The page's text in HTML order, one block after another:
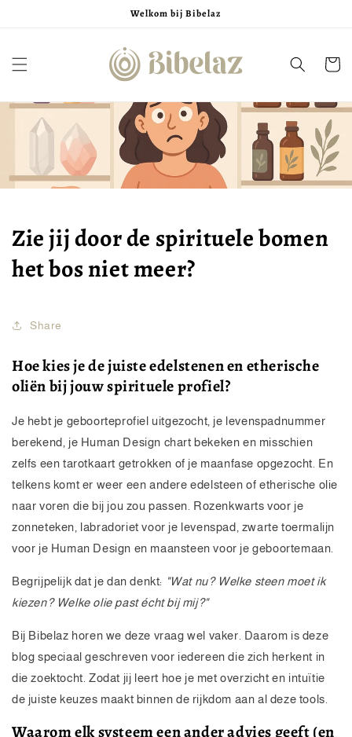
Welkom bij Bibelaz
Zie jij door de spirituele bomen
het bos niet meer?
Share
Hoe kies je de juiste edelstenen en etherische
oliën bij jouw spirituele profiel?
Je hebt je geboorteprofiel uitgezocht, je levenspadnummer
berekend, je Human Design chart bekeken en misschien
zelfs een tarotkaart getrokken of je maanfase opgezocht. En
telkens komt er weer een andere edelsteen of etherische olie
naar voren die bij jou zou passen. Rozenkwarts voor je
zonneteken, labradoriet voor je levenspad, zwarte toermalijn
voor je Human Design en maansteen voor je geboortemaan.
Begrijpelijk dat je dan denkt: "Wat nu? Welke steen moet ik
kiezen? Welke olie past écht bij mij?"
Bij Bibelaz horen we deze vraag wel vaker. Daarom is deze
blog speciaal geschreven voor iedereen die zich herkent in
die zoektocht. Zodat jij leert hoe je met overzicht en intuïtie
de juiste keuzes maakt binnen de rijkdom aan al deze tools.
Waarom elk systeem een ander advies geeft (en